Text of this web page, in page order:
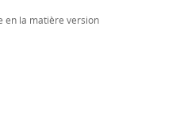
en la matière version